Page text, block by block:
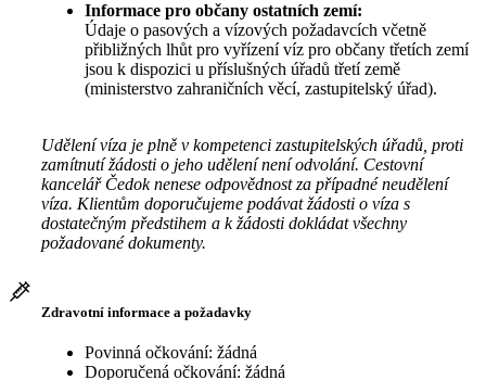
Informace pro občany ostatních zemí:
Údaje o pasových a vízových požadavcích včetně
přibližných lhůt pro vyřízení víz pro občany třetích zemí
jsou k dispozici u příslušných úřadů třetí země
(ministerstvo zahraničních věcí, zastupitelský úřad).
Udělení víza je plně v kompetenci zastupitelských úřadů, proti
zamítnutí žádosti o jeho udělení není odvolání. Cestovní
kancelář Čedok nenese odpovědnost za případné neudělení
víza. Klientům doporučujeme podávat žádosti o víza s
dostatečným předstihem a k žádosti dokládat všechny
požadované dokumenty.
Zdravotní informace a požadavky
Povinná očkování: žádná
Doporučená očkování: žádná